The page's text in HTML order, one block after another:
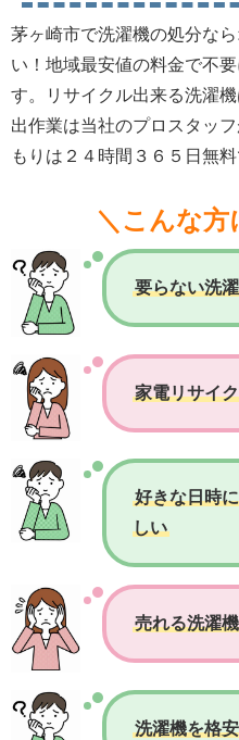
茅ヶ崎市で洗濯機の処分な
い！地域最安値の料金で不
す。リサイクル出来る洗濯
出作業は当社のプロスタッ
もりは２４時間３６５日無料
＼こんな方
要らない洗
家電リサイ
好きな日時
しい
売れる洗濯
洗濯機を格